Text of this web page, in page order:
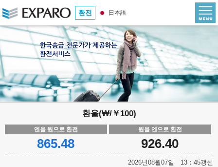
환전 日本語
환율(₩/￥100)
엔을 원으로 환전
865.48
원을 엔으로 환전
926.40
2026년08월07일 13：45갱신